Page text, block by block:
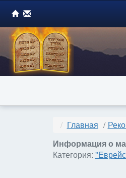
Главная
Информация о
Категория: